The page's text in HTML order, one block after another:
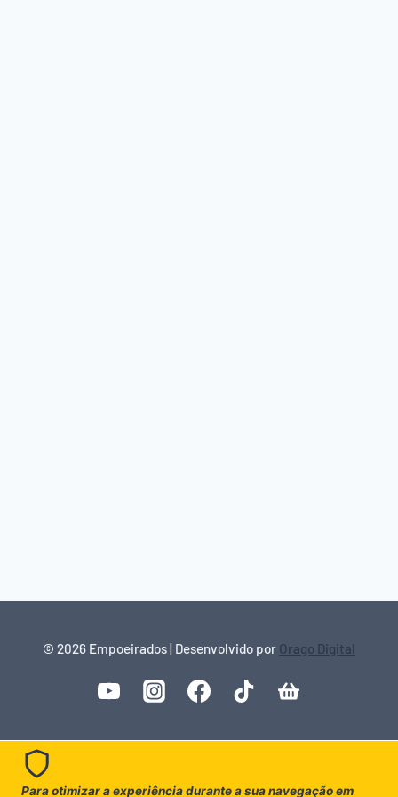
© 2026 Empoeirados | Desenvolvido por Orago Digital
Para otimizar a experiência durante a sua navegação em